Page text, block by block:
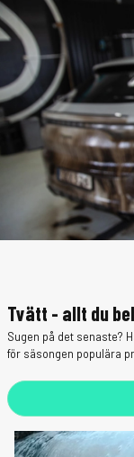
Tvätt - allt du
Sugen på det senaste?
för säsongen populära